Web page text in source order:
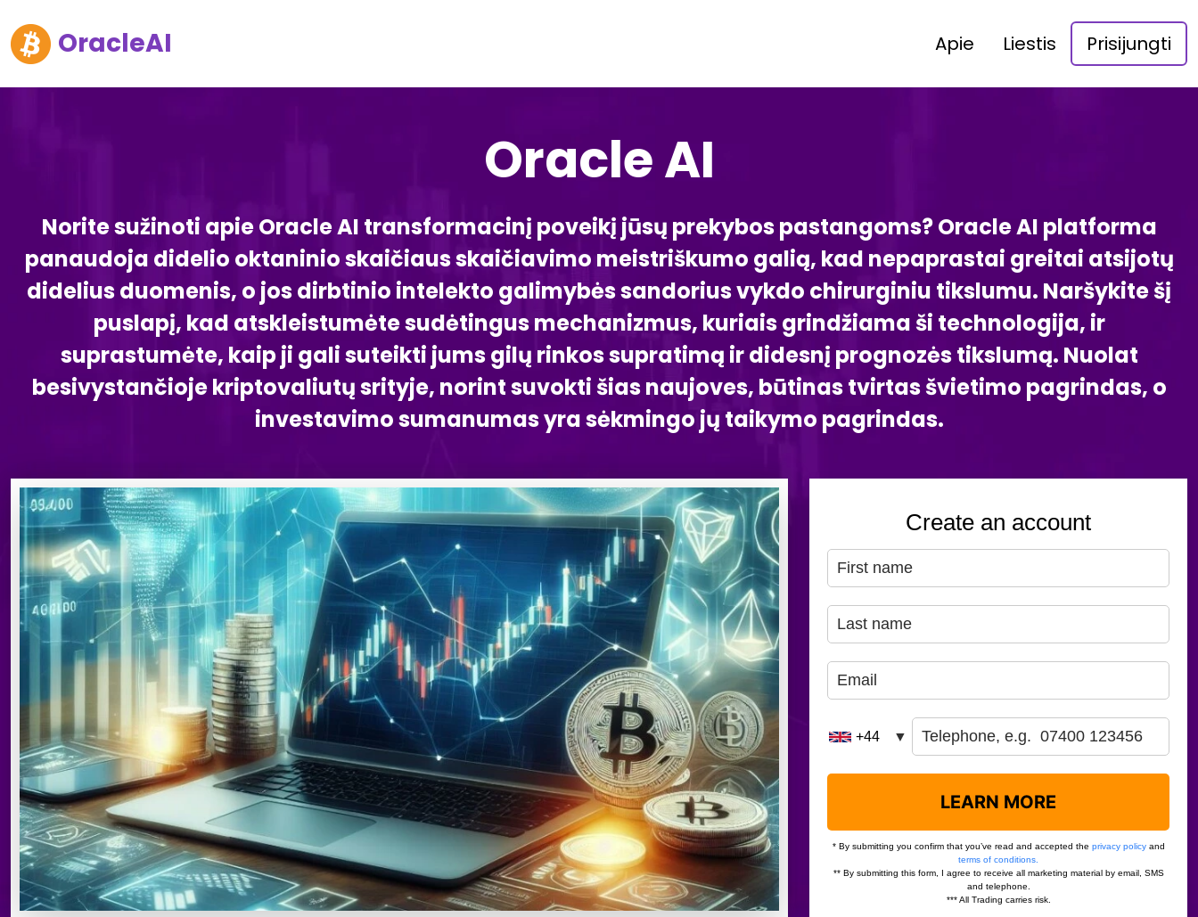
OracleAI Apie Liestis Prisijungti
Oracle AI
Norite sužinoti apie Oracle AI transformacinį poveikį jūsų prekybos pastangoms? Oracle AI platforma
panaudoja didelio oktaninio skaičiaus skaičiavimo meistriškumo galią, kad nepaprastai greitai atsijotų
didelius duomenis, o jos dirbtinio intelekto galimybės sandorius vykdo chirurginiu tikslumu. Naršykite šį
puslapį, kad atskleistumėte sudėtingus mechanizmus, kuriais grindžiama ši technologija, ir
suprastumėte, kaip ji gali suteikti jums gilų rinkos supratimą ir didesnį prognozės tikslumą. Nuolat
besivystančioje kriptovaliutų srityje, norint suvokti šias naujoves, būtinas tvirtas švietimo pagrindas, o
investavimo sumanumas yra sėkmingo jų taikymo pagrindas.